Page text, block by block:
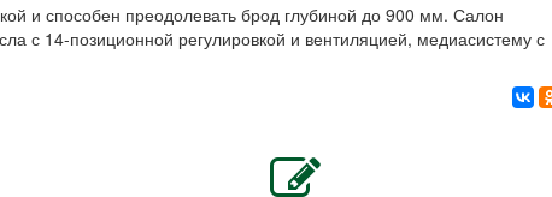
и способен преодолевать брод глубиной до 900 мм. Салон
с 14-позиционной регулировкой и вентиляцией, медиасистему с